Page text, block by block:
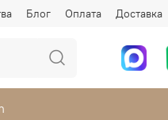
Блог Оплата Доставка